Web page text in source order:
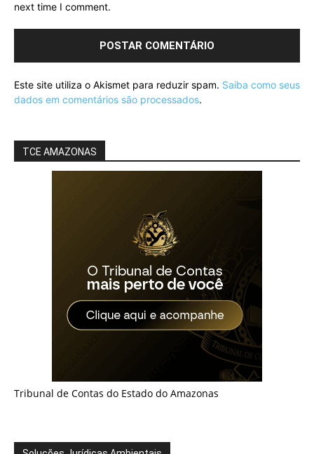
next time I comment.
Este site utiliza o Akismet para reduzir spam. Saiba como seus
dados em comentários são processados.
TCE AMAZONAS
Tribunal de Contas do Estado do Amazonas